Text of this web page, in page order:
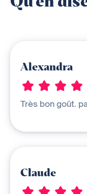
Alexandra
Très bon goût.
Claude